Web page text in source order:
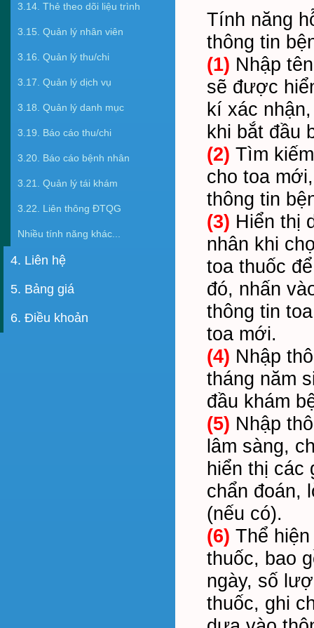
3.14. Thẻ theo dõi liệu trình
3.15. Quản lý nhân viên
3.16. Quản lý thu/chi
3.17. Quản lý dịch vụ
3.18. Quản lý danh mục
3.19. Báo cáo thu/chi
3.20. Báo cáo bệnh nhân
3.21. Quản lý tái khám
3.22. Liên thông ĐTQG
Nhiều tính năng khác...
4. Liên hệ
5. Bảng giá
6. Điều khoản
Tính năng
thông tin
(1) Nhập
sẽ được
kí xác
khi bắt đầu
(2) Tìm
cho toa
thông tin
(3) Hiển thị
nhân khi
toa thuốc
đó, nhấn
thông tin
toa mới.
(4) Nhập
tháng năm
đầu khám
(5) Nhập
lâm sàng,
hiển thị các
chẩn đoán,
(nếu có).
(6) Thể
thuốc, bao
ngày, số
thuốc, ghi